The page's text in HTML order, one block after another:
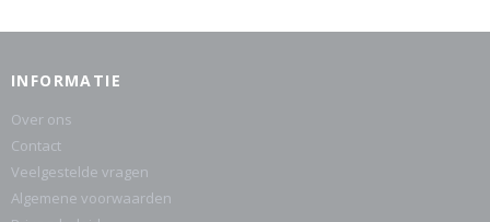
INFORMATIE
Over ons
Contact
Veelgestelde vragen
Algemene voorwaarden